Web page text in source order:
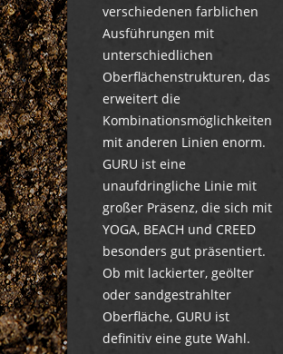
verschiedenen farblichen
Ausführungen mit
unterschiedlichen
Oberflächenstrukturen, das
erweitert die
Kombinationsmöglichkeiten
mit anderen Linien enorm.
GURU ist eine
unaufdringliche Linie mit
großer Präsenz, die sich mit
YOGA, BEACH und CREED
besonders gut präsentiert.
Ob mit lackierter, geölter
oder sandgestrahlter
Oberfläche, GURU ist
definitiv eine gute Wahl.